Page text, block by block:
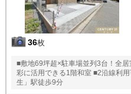
36枚
■敷地69坪超×駐車場並列3台！全
彩に活用できる1階和室 ■2沿線利
生」駅徒歩9分